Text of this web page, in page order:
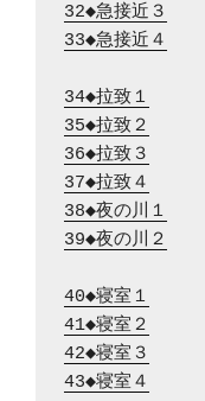
32◆急接近３
33◆急接近４
34◆拉致１
35◆拉致２
36◆拉致３
37◆拉致４
38◆夜の川１
39◆夜の川２
40◆寝室１
41◆寝室２
42◆寝室３
43◆寝室４